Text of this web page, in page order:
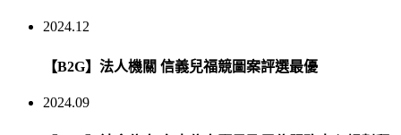
2024.12
【B2G】法人機關 信義兒福競圖案評選最優
2024.09